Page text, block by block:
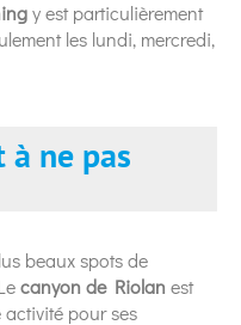
y est particulièrement
les lundi, mercredi,
ne pas
beaux spots de
canyon de Riolan est
pour ses